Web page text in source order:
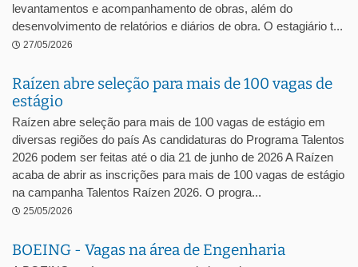
levantamentos e acompanhamento de obras, além do
desenvolvimento de relatórios e diários de obra. O estagiário t...
27/05/2026
Raízen abre seleção para mais de 100 vagas de
estágio
Raízen abre seleção para mais de 100 vagas de estágio em
diversas regiões do país As candidaturas do Programa Talentos
2026 podem ser feitas até o dia 21 de junho de 2026 A Raízen
acaba de abrir as inscrições para mais de 100 vagas de estágio
na campanha Talentos Raízen 2026. O progra...
25/05/2026
BOEING - Vagas na área de Engenharia